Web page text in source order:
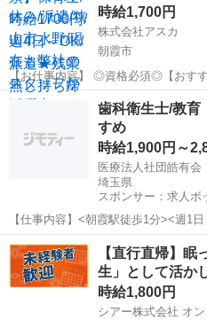
時給1,700円
株式会社アスカ
朝霞市
【お仕事内容】 ◎資格必須◎【おす
日勤 未経験ブランクOK ・残業なし持ち帰りなし
時30分～17時15分 ・派遣 【お仕事内容】 クラスの複数担任のおひと
埼玉 保育士
歯科衛生士/教育
すめ
時給1,900円～
医療法人社団皓有会
埼玉県
スポンサー：求人ボ
【仕事内容】<朝霞駅徒歩1分><週1
訪問/外来選べる働き方でプライベー
<外来> ・歯周治療メンテナンス/ク
ど) ・ホワイトニン...
アルバイト・パート
【直行直帰】眠
生」として活か
時給1,800円